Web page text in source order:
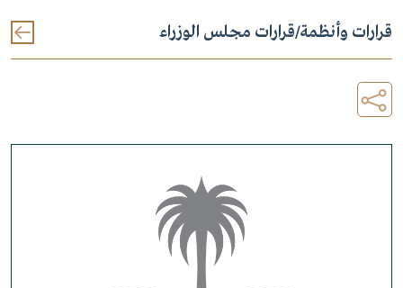
قرارات وأنظمة/قرارات مجلس الوزراء